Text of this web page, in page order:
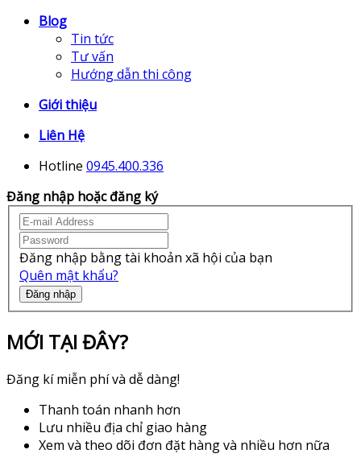
Blog
Tin tức
Tư vấn
Hướng dẫn thi công
Giới thiệu
Liên Hệ
Hotline 0945.400.336
Đăng nhập hoặc đăng ký
Đăng nhập bằng tài khoản xã hội của bạn
Quên mật khẩu?
Đăng nhập
MỚI TẠI ĐÂY?
Đăng kí miễn phí và dễ dàng!
Thanh toán nhanh hơn
Lưu nhiều địa chỉ giao hàng
Xem và theo dõi đơn đặt hàng và nhiều hơn nữa